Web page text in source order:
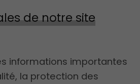
de notre site
informations importantes
la protection des